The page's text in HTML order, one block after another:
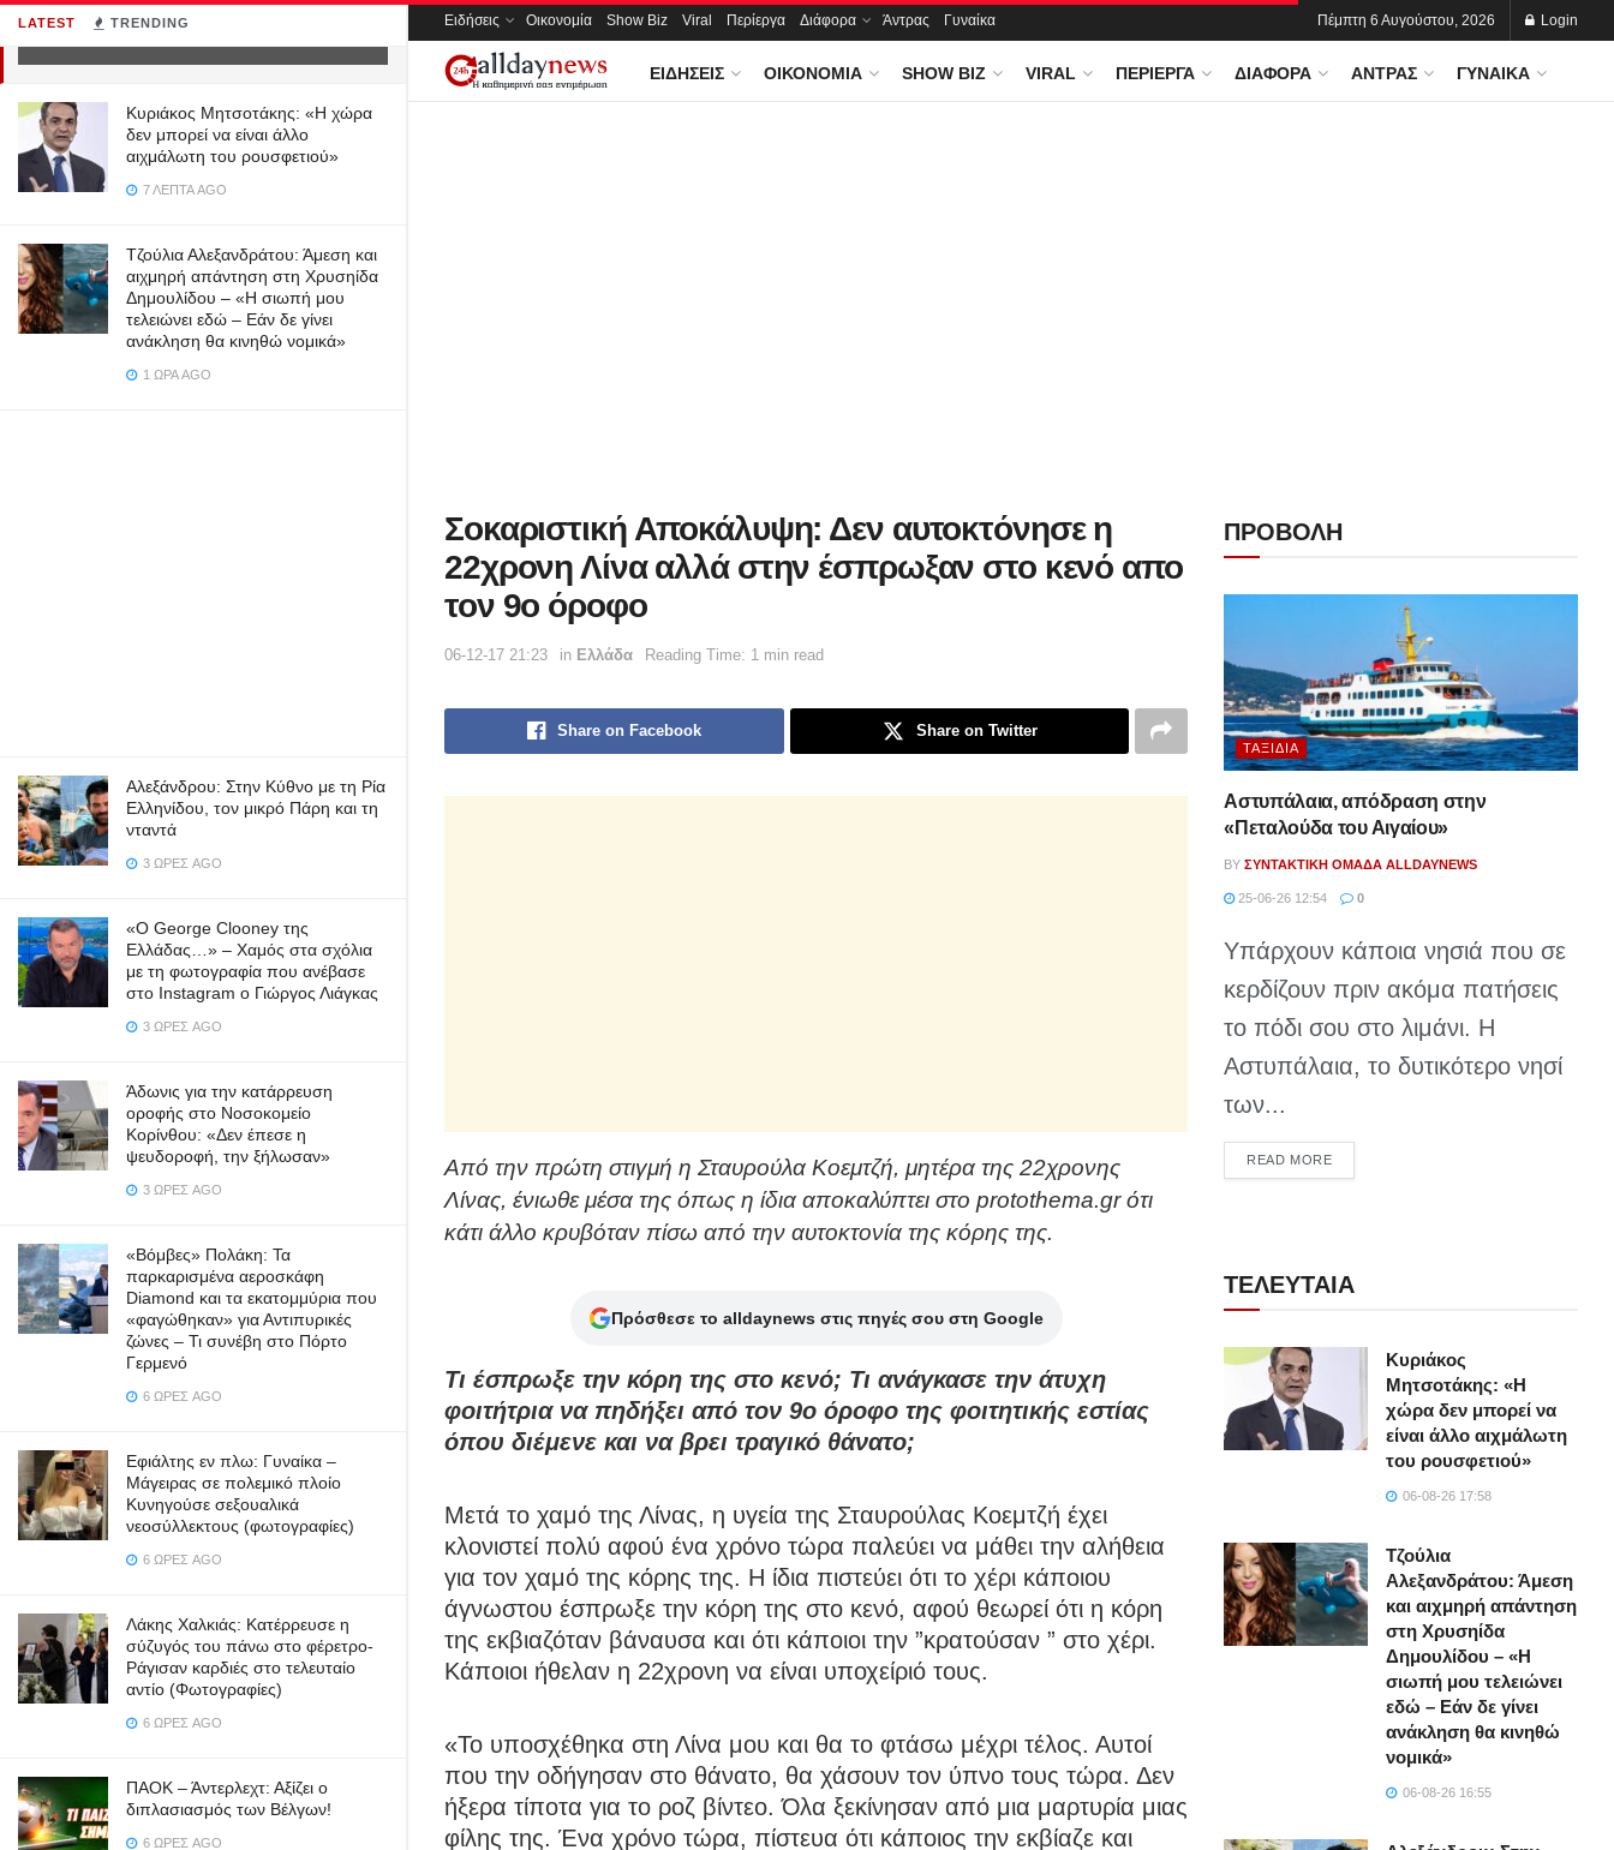
LATEST TRENDING
Κυριάκος Μητσοτάκης: «Η χώρα
δεν μπορεί να είναι άλλο
αιχμάλωτη του ρουσφετιού»
7 ΛΕΠΤΆ AGO
Τζούλια Αλεξανδράτου: Άμεση και
αιχμηρή απάντηση στη Χρυσηίδα
Δημουλίδου – «Η σιωπή μου
τελειώνει εδώ – Εάν δε γίνει
ανάκληση θα κινηθώ νομικά»
1 ΏΡΑ AGO
Αλεξάνδρου: Στην Κύθνο με τη Ρία
Ελληνίδου, τον μικρό Πάρη και τη
νταντά
3 ΏΡΕΣ AGO
«Ο George Clooney της
Ελλάδας…» – Χαμός στα σχόλια
με τη φωτογραφία που ανέβασε
στο Instagram ο Γιώργος Λιάγκας
3 ΏΡΕΣ AGO
Άδωνις για την κατάρρευση
οροφής στο Νοσοκομείο
Κορίνθου: «Δεν έπεσε η
ψευδοροφή, την ξήλωσαν»
3 ΏΡΕΣ AGO
«Βόμβες» Πολάκη: Τα
παρκαρισμένα αεροσκάφη
Diamond και τα εκατομμύρια που
«φαγώθηκαν» για Αντιπυρικές
ζώνες – Τι συνέβη στο Πόρτο
Γερμενό
6 ΏΡΕΣ AGO
Εφιάλτης εν πλω: Γυναίκα –
Μάγειρας σε πολεμικό πλοίο
Κυνηγούσε σεξουαλικά
νεοσύλλεκτους (φωτογραφίες)
6 ΏΡΕΣ AGO
Λάκης Χαλκιάς: Κατέρρευσε η
σύζυγός του πάνω στο φέρετρο-
Ράγισαν καρδιές στο τελευταίο
αντίο (Φωτογραφίες)
6 ΏΡΕΣ AGO
ΠΑΟΚ – Άντερλεχτ: Αξίζει ο
διπλασιασμός των Βέλγων!
6 ΏΡΕΣ AGO
Ειδήσεις Οικονομία Show Biz Viral Περίεργα Διάφορα Άντρας Γυναίκα Πέμπτη 6 Αυγούστου, 2026 Login
ΕΙΔΉΣΕΙΣ ΟΙΚΟΝΟΜΊΑ SHOW BIZ VIRAL ΠΕΡΊΕΡΓΑ ΔΙΆΦΟΡΑ ΆΝΤΡΑΣ ΓΥΝΑΊΚΑ
Σοκαριστική Αποκάλυψη: Δεν αυτοκτόνησε η
22χρονη Λίνα αλλά στην έσπρωξαν στο κενό απο
τον 9ο όροφο
06-12-17 21:23 in Ελλάδα Reading Time: 1 min read
Share on Facebook Share on Twitter
Από την πρώτη στιγμή η Σταυρούλα Κοεμτζή, μητέρα της 22χρονης
Λίνας, ένιωθε μέσα της όπως η ίδια αποκαλύπτει στο protothema.gr ότι
κάτι άλλο κρυβόταν πίσω από την αυτοκτονία της κόρης της.
Πρόσθεσε το alldaynews στις πηγές σου στη Google
Τι έσπρωξε την κόρη της στο κενό; Τι ανάγκασε την άτυχη
φοιτήτρια να πηδήξει από τον 9ο όροφο της φοιτητικής εστίας
όπου διέμενε και να βρει τραγικό θάνατο;
Μετά το χαμό της Λίνας, η υγεία της Σταυρούλας Κοεμτζή έχει
κλονιστεί πολύ αφού ένα χρόνο τώρα παλεύει να μάθει την αλήθεια
για τον χαμό της κόρης της. Η ίδια πιστεύει ότι το χέρι κάποιου
άγνωστου έσπρωξε την κόρη της στο κενό, αφού θεωρεί ότι η κόρη
της εκβιαζόταν βάναυσα και ότι κάποιοι την ”κρατούσαν ” στο χέρι.
Κάποιοι ήθελαν η 22χρονη να είναι υποχείριό τους.
«To υποσχέθηκα στη Λίνα μου και θα το φτάσω μέχρι τέλος. Αυτοί
που την οδήγησαν στο θάνατο, θα χάσουν τον ύπνο τους τώρα. Δεν
ήξερα τίποτα για το ροζ βίντεο. Όλα ξεκίνησαν από μια μαρτυρία μιας
φίλης της. Ένα χρόνο τώρα, πίστευα ότι κάποιος την εκβίαζε και
ΠΡΟΒΟΛΗ
ΤΑΞΊΔΙΑ
Αστυπάλαια, απόδραση στην
«Πεταλούδα του Αιγαίου»
BY ΣΥΝΤΑΚΤΙΚΉ ΟΜΆΔΑ ALLDAYNEWS
25-06-26 12:54 0
Υπάρχουν κάποια νησιά που σε
κερδίζουν πριν ακόμα πατήσεις
το πόδι σου στο λιμάνι. Η
Αστυπάλαια, το δυτικότερο νησί
των...
READ MOREDETAILS
ΤΕΛΕΥΤΑΙΑ
Κυριάκος
Μητσοτάκης: «Η
χώρα δεν μπορεί να
είναι άλλο αιχμάλωτη
του ρουσφετιού»
06-08-26 17:58
Τζούλια
Αλεξανδράτου: Άμεση
και αιχμηρή απάντηση
στη Χρυσηίδα
Δημουλίδου – «Η
σιωπή μου τελειώνει
εδώ – Εάν δε γίνει
ανάκληση θα κινηθώ
νομικά»
06-08-26 16:55